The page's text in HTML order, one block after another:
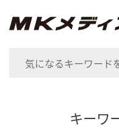
キーワ